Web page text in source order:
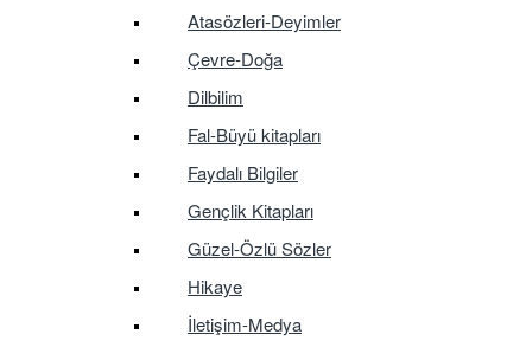
Atasözleri-Deyimler
Çevre-Doğa
Dilbilim
Fal-Büyü kitapları
Faydalı Bilgiler
Gençlik Kitapları
Güzel-Özlü Sözler
Hikaye
İletişim-Medya